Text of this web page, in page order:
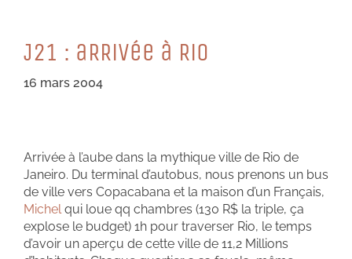
J21 : aRRiVée à Rio
16 mars 2004
Arrivée à l’aube dans la mythique ville de Rio de
Janeiro. Du terminal d’autobus, nous prenons un bus
de ville vers Copacabana et la maison d’un Français,
Michelqui loue qq chambres (130 R$ la triple, ça
explose le budget) 1h pour traverser Rio, le temps
d’avoir un aperçu de cette ville de 11,2 Millions